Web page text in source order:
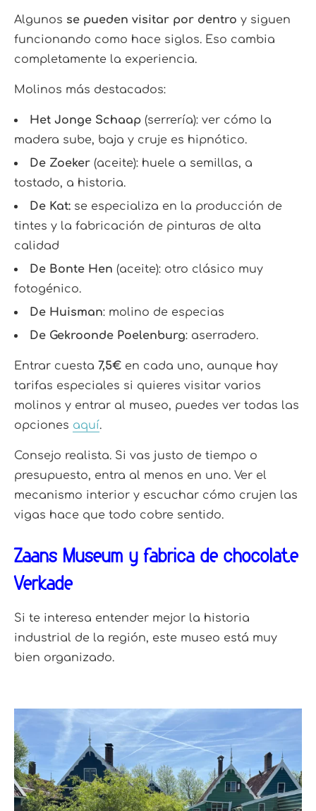
Algunos se pueden visitar por dentro y siguen
funcionando como hace siglos. Eso cambia
completamente la experiencia.
Molinos más destacados:
Het Jonge Schaap (serrería): ver cómo la
madera sube, baja y cruje es hipnótico.
De Zoeker (aceite): huele a semillas, a
tostado, a historia.
De Kat: se especializa en la producción de
tintes y la fabricación de pinturas de alta
calidad
De Bonte Hen (aceite): otro clásico muy
fotogénico.
De Huisman: molino de especias
De Gekroonde Poelenburg: aserradero.
Entrar cuesta 7,5€ en cada uno, aunque hay
tarifas especiales si quieres visitar varios
molinos y entrar al museo, puedes ver todas las
opciones aquí.
Consejo realista. Si vas justo de tiempo o
presupuesto, entra al menos en uno. Ver el
mecanismo interior y escuchar cómo crujen las
vigas hace que todo cobre sentido.
Zaans Museum y fábrica de chocolate
Verkade
Si te interesa entender mejor la historia
industrial de la región, este museo está muy
bien organizado.